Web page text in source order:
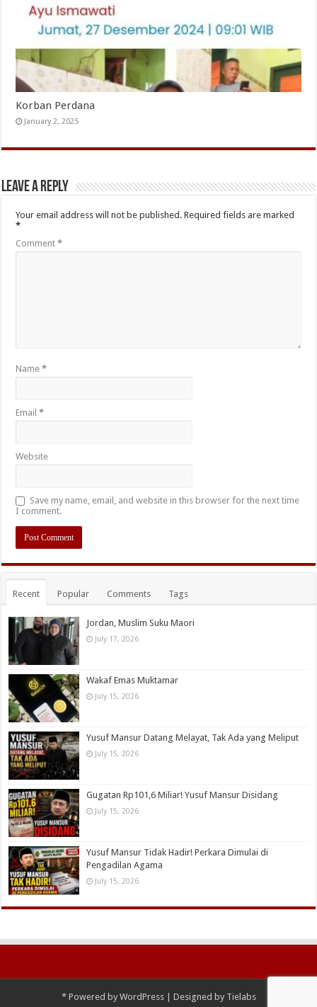
Korban Perdana
January 2, 2025
Leave a Reply
Your email address will not be published. Required fields are marked
*
Comment*
Name*
Email*
Website
Save my name, email, and website in this browser for the next time
I comment.
Recent Popular Comments Tags
Jordan, Muslim Suku Maori
July 17, 2026
Wakaf Emas Muktamar
July 15, 2026
Yusuf Mansur Datang Melayat, Tak Ada yang Meliput
July 15, 2026
Gugatan Rp101,6 Miliar! Yusuf Mansur Disidang
July 15, 2026
Yusuf Mansur Tidak Hadir! Perkara Dimulai di
Pengadilan Agama
July 15, 2026
*Powered by WordPress| Designed by Tielabs